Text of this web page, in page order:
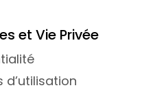
et Vie Privée